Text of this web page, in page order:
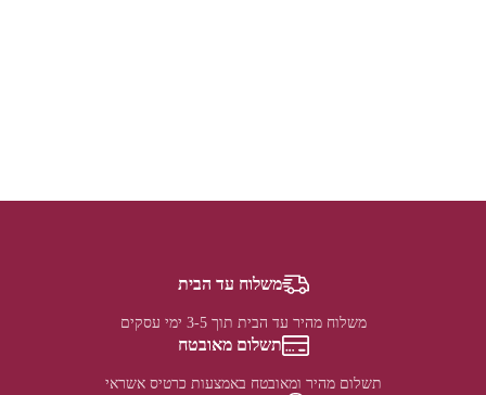
משלוח עד הבית
משלוח מהיר עד הבית תוך 3-5 ימי עסקים
תשלום מאובטח
תשלום מהיר ומאובטח באמצעות כרטיס אשראי